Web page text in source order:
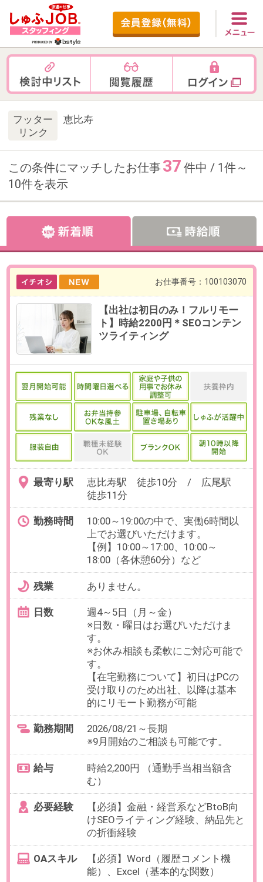
フッター
リンク
恵比寿
この条件にマッチしたお仕事
10件を表示
お仕事番号：100103070
【出社は初日のみ！フルリモー
ト】時給2200円＊SEOコンテン
ツライティング
最寄り駅 恵比寿駅 徒歩10分 / 広尾駅
徒歩11分
勤務時間 10:00～19:00の中で、実働6時間以
上でお選びいただけます。
【例】10:00～17:00、10:00～
18:00（各休憩60分）など
残業 ありません。
日数
週4～5日（月～金）
※日数・曜日はお選びいただけま
【在宅勤務について】初日はPCの
受け取りのため出社、以降は基本
的にリモート勤務が可能
勤務期間
2026/08/21～長期
※9月開始のご相談も可能です。
時給2,200円 （通勤手当相当額含
けSEOライティング経験、納品先と
OAスキル 【必須】Word（履歴コメント機
能）、Excel（基本的な関数）
お仕事番号：100103068
OK】ヘアケア・化粧品メーカー
で営業事務＠恵比寿